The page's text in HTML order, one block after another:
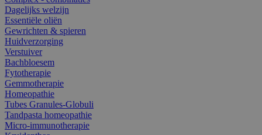
Dagelijks welzijn
Essentiële oliën
Gewrichten & spieren
Huidverzorging
Verstuiver
Bachbloesem
Fytotherapie
Gemmotherapie
Homeopathie
Tubes Granules-Globuli
Tandpasta homeopathie
Micro-immunotherapie